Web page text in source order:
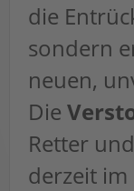
die
sondern
neuen,
Die
Retter
derzeit im